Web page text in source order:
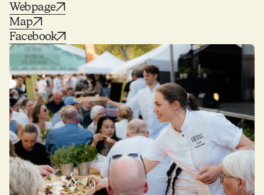
Webpage
Map
Facebook